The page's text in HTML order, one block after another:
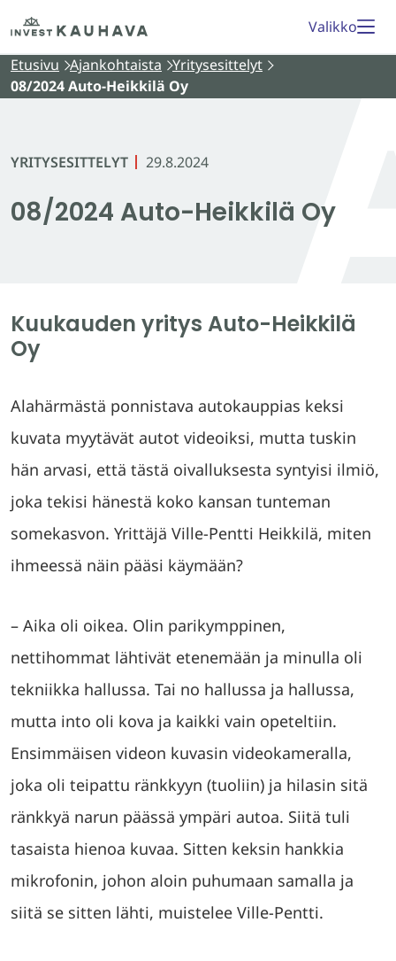
Siirry
Etusivu
Valikko
Etusivu Ajankohtaista Yritysesittelyt
08/2024 Auto-Heikkilä Oy
YRITYSESITTELYT 29.8.2024
08/2024 Auto-Heikkilä Oy
Kuukauden yritys Auto-Heikkilä
Oy
Alahärmästä ponnistava autokauppias keksi
kuvata myytävät autot videoiksi, mutta tuskin
hän arvasi, että tästä oivalluksesta syntyisi ilmiö,
joka tekisi hänestä koko kansan tunteman
somekasvon. Yrittäjä Ville-Pentti Heikkilä, miten
ihmeessä näin pääsi käymään?
– Aika oli oikea. Olin parikymppinen,
nettihommat lähtivät etenemään ja minulla oli
tekniikka hallussa. Tai no hallussa ja hallussa,
mutta into oli kova ja kaikki vain opeteltiin.
Ensimmäisen videon kuvasin videokameralla,
joka oli teipattu ränkkyyn (tuoliin) ja hilasin sitä
ränkkyä narun päässä ympäri autoa. Siitä tuli
tasaista hienoa kuvaa. Sitten keksin hankkia
mikrofonin, johon aloin puhumaan samalla ja
siitä se sitten lähti, muistelee Ville-Pentti.